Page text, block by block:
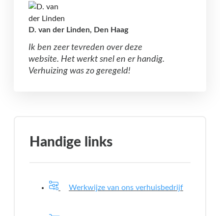
D. van der Linden, Den Haag
Ik ben zeer tevreden over deze
website. Het werkt snel en er handig.
Verhuizing was zo geregeld!
Handige links
Werkwijze van ons verhuisbedrijf